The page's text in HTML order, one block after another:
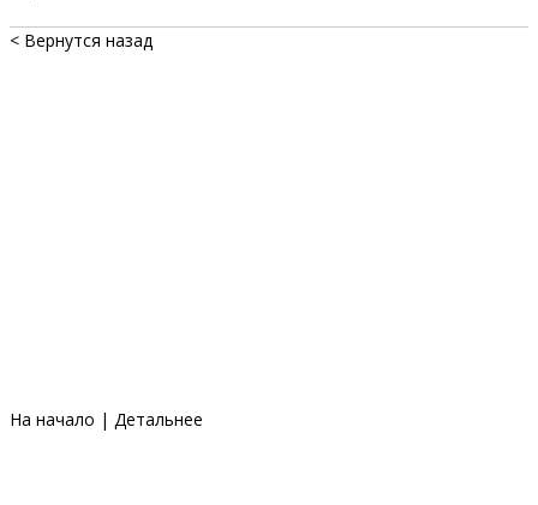
< Вернутся назад
На начало | Детальнее